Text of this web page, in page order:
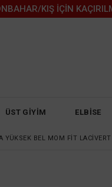
KIŞ İÇİN
ÜST GİYİM ELBİSE
YÜKSEK BEL MOM FIT LACIVERT